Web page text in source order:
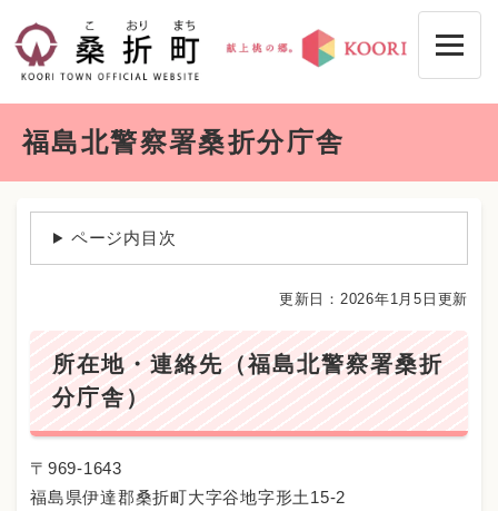
先
福島北警察署桑折分庁舎
ページ内目次
更新日：2026年1月5日更新
所在地・連絡先（福島北警察署桑折
分庁舎）
〒969-1643
福島県伊達郡桑折町大字谷地字形土15-2